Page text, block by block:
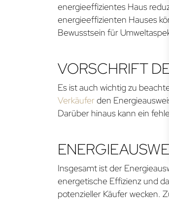
energieeffizientes Haus
energieeffizienten Hauses
Bewusstsein für
VORSCHRIFT
Es ist auch wichtig zu
Verkäuferden
Darüber hinaus kann ein
Insgesamt ist der
energetische Effizienz und
potenzieller Käufer wecken.